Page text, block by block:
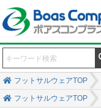
フットサルウェアTOP
フットサルウェアTOP